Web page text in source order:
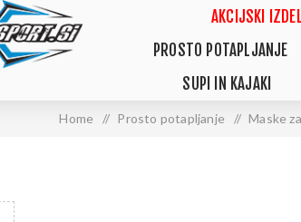
AKCIJSKI
PROSTO POTAPLJANJE
SUPI IN KAJAKI
Home / Prosto potapljanje / Maske